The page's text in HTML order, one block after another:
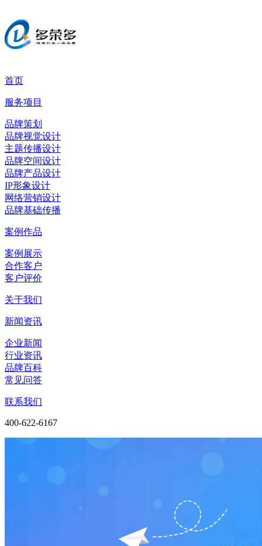
首页
服务项目
品牌策划
品牌视觉设计
主题传播设计
品牌空间设计
品牌产品设计
IP形象设计
网络营销设计
品牌基础传播
案例作品
案例展示
合作客户
客户评价
关于我们
新闻资讯
企业新闻
行业资讯
品牌百科
常见问答
联系我们
400-622-6167